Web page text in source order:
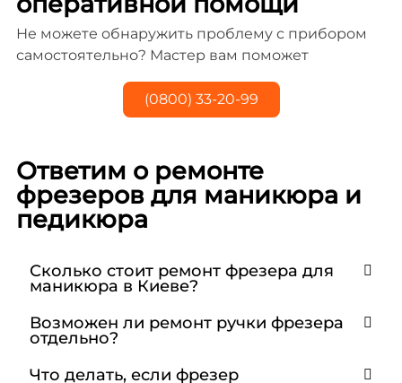
Не можете обнаружить проблему с прибором
самостоятельно? Мастер вам поможет
(0800) 33-20-99
Ответим о ремонте
фрезеров для маникюра и
педикюра
Сколько стоит ремонт фрезера для
маникюра в Киеве?
Возможен ли ремонт ручки фрезера
отдельно?
Что делать, если фрезер